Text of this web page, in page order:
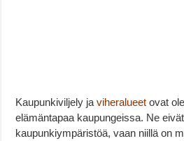
Kaupunkiviljely javiheralueet ovat
elämäntapaa kaupungeissa. Ne
kaupunkiympäristöä, vaan niillä on